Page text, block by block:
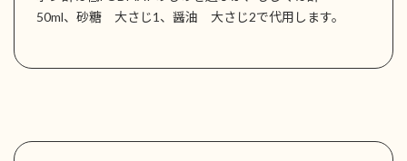
50ml、砂糖 大さじ1、醤油 大さじ2で代用します。